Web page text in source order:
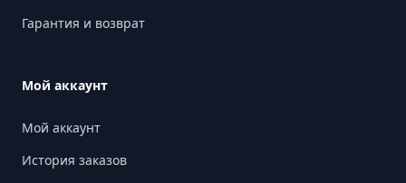
Гарантия и возврат
Мой аккаунт
Мой аккаунт
История заказов